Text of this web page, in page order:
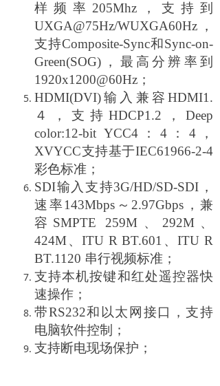
样频率205Mhz，支持到
UXGA@75Hz/WUXGA60Hz，
支持Composite-Sync和Sync-on-
Green(SOG)，最高分辨率到
1920x1200@60Hz；
HDMI(DVI)输入兼容HDMI1.
４，支持HDCP1.2，Deep
color:12-bit YCC4：4：4，
XVYCC支持基于IEC61966-2-4
彩色标准；
SDI输入 支持3G/HD/SD-SDI，
速率143Mbps～2.97Gbps，兼
容SMPTE 259M、292M、
424M、ITU R BT.601、ITU R
BT.1120 串行视频标准；
支持本机按键和红处遥控器快
速操作；
带RS232和以太网接口，支持
电脑软件控制；
支持断电现场保护；